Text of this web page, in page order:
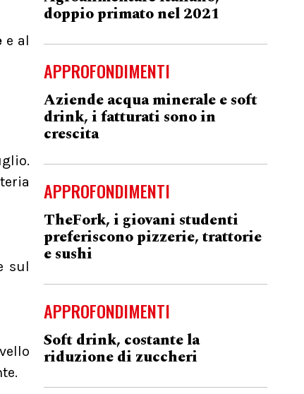
e al
sul
doppio primato nel 2021
APPROFONDIMENTI
Aziende acqua minerale e soft
drink, i fatturati sono in
crescita
APPROFONDIMENTI
TheFork, i giovani studenti
preferiscono pizzerie, trattorie
e sushi
APPROFONDIMENTI
Soft drink, costante la
riduzione di zuccheri